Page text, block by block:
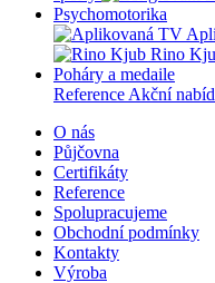
Psychomotorika
Rino
Poháry a medaile
Reference Akční
O nás
Půjčovna
Certifikáty
Reference
Spolupracujeme
Obchodní podmínky
Kontakty
Výroba